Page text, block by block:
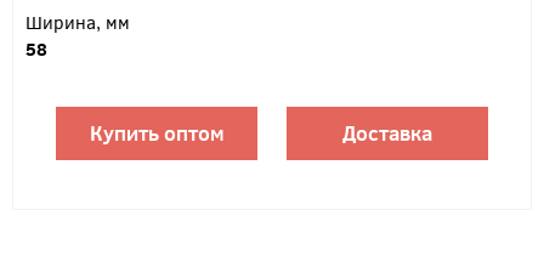
Ширина, мм
58
Купить оптом Доставка